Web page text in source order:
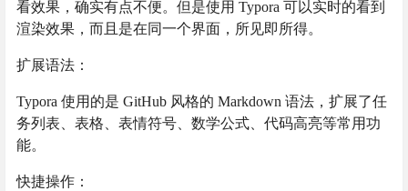
看效果，确实有点不便。但是使用 Typora 可以实时的看到
渲染效果，而且是在同一个界面，所见即所得。
扩展语法：
Typora 使用的是 GitHub 风格的 Markdown 语法，扩展了任
务列表、表格、表情符号、数学公式、代码高亮等常用功
能。
快捷操作：